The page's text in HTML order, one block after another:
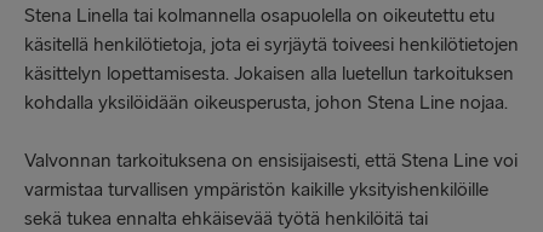
Stena Linella tai kolmannella osapuolella on oikeutettu etu
käsitellä henkilötietoja, jota ei syrjäytä toiveesi henkilötietojen
käsittelyn lopettamisesta. Jokaisen alla luetellun tarkoituksen
kohdalla yksilöidään oikeusperusta, johon Stena Line nojaa.
Valvonnan tarkoituksena on ensisijaisesti, että Stena Line voi
varmistaa turvallisen ympäristön kaikille yksityishenkilöille
sekä tukea ennalta ehkäisevää työtä henkilöitä tai